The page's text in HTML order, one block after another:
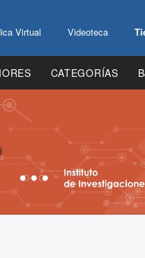
Virtual Videoteca
CATEGORÍAS